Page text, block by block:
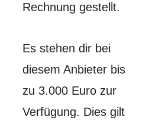
Rechnung gestellt.
Es stehen dir bei
diesem Anbieter bis
zu 3.000 Euro zur
Verfügung. Dies gilt